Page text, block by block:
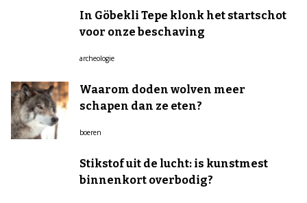
In Göbekli Tepe klonk het startschot
voor onze beschaving
archeologie
Waarom doden wolven meer
schapen dan ze eten?
boeren
Stikstof uit de lucht: is kunstmest
binnenkort overbodig?